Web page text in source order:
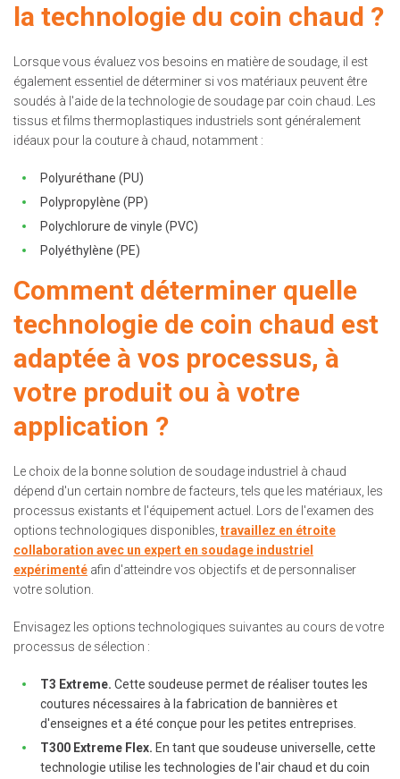
la technologie du coin chaud ?
Lorsque vous évaluez vos besoins en matière de soudage, il est
également essentiel de déterminer si vos matériaux peuvent être
soudés à l'aide de la technologie de soudage par coin chaud. Les
tissus et films thermoplastiques industriels sont généralement
idéaux pour la couture à chaud, notamment :
Polyuréthane (PU)
Polypropylène (PP)
Polychlorure de vinyle (PVC)
Polyéthylène (PE)
Comment déterminer quelle
technologie de coin chaud est
adaptée à vos processus, à
votre produit ou à votre
application ?
Le choix de la bonne solution de soudage industriel à chaud
dépend d'un certain nombre de facteurs, tels que les matériaux, les
processus existants et l'équipement actuel. Lors de l'examen des
options technologiques disponibles, travaillez en étroite
collaboration avec un expert en soudage industriel
expérimenté afin d'atteindre vos objectifs et de personnaliser
votre solution.
Envisagez les options technologiques suivantes au cours de votre
processus de sélection :
T3 Extreme. Cette soudeuse permet de réaliser toutes les
coutures nécessaires à la fabrication de bannières et
d'enseignes et a été conçue pour les petites entreprises.
T300 Extreme Flex. En tant que soudeuse universelle, cette
technologie utilise les technologies de l'air chaud et du coin